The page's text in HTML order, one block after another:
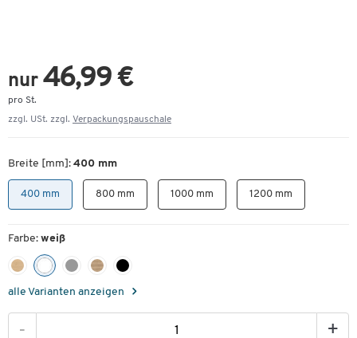
nur 46,99 €
pro St.
zzgl. USt. zzgl. Verpackungspauschale
Breite [mm]: 400 mm
400 mm 800 mm 1000 mm 1200 mm
Farbe: weiß
alle Varianten anzeigen
- +